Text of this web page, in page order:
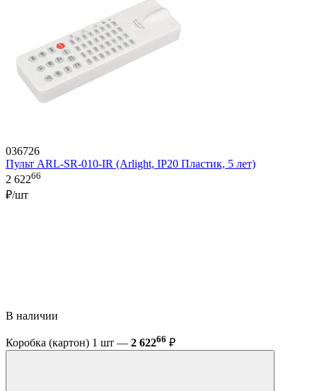
036726
Пульт ARL-SR-010-IR (Arlight, IP20 Пластик, 5 лет)
2 62266
₽/шт
В наличии
Коробка (картон) 1 шт — 2 62266 ₽